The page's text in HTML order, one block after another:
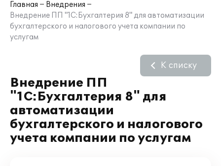
Главная
Внедрения
Внедрение ПП "1С:Бухгалтерия 8" для автоматизации
бухгалтерского и налогового учета компании по
услугам
Внедрение ПП
"1С:Бухгалтерия 8" для
автоматизации
бухгалтерского и налогового
учета компании по услугам
К списку